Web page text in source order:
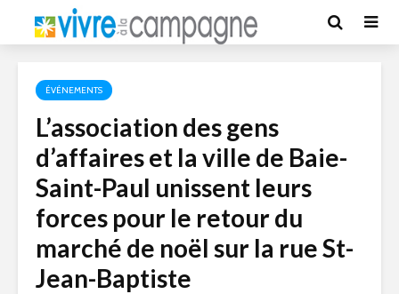
ÉVÉNEMENTS
L’association des gens
d’affaires et la ville de Baie-
Saint-Paul unissent leurs
forces pour le retour du
marché de noël sur la rue St-
Jean-Baptiste